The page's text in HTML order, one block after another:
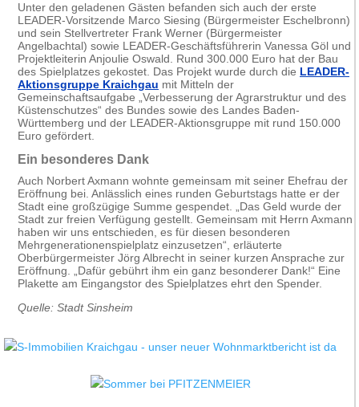
Unter den geladenen Gästen befanden sich auch der erste
LEADER-Vorsitzende Marco Siesing (Bürgermeister Eschelbronn)
und sein Stellvertreter Frank Werner (Bürgermeister
Angelbachtal) sowie LEADER-Geschäftsführerin Vanessa Göl und
Projektleiterin Anjoulie Oswald. Rund 300.000 Euro hat der Bau
des Spielplatzes gekostet. Das Projekt wurde durch die LEADER-
Aktionsgruppe Kraichgau mit Mitteln der
Gemeinschaftsaufgabe „Verbesserung der Agrarstruktur und des
Küstenschutzes“ des Bundes sowie des Landes Baden-
Württemberg und der LEADER-Aktionsgruppe mit rund 150.000
Euro gefördert.
Ein besonderes Dank
Auch Norbert Axmann wohnte gemeinsam mit seiner Ehefrau der
Eröffnung bei. Anlässlich eines runden Geburtstags hatte er der
Stadt eine großzügige Summe gespendet. „Das Geld wurde der
Stadt zur freien Verfügung gestellt. Gemeinsam mit Herrn Axmann
haben wir uns entschieden, es für diesen besonderen
Mehrgenerationenspielplatz einzusetzen“, erläuterte
Oberbürgermeister Jörg Albrecht in seiner kurzen Ansprache zur
Eröffnung. „Dafür gebührt ihm ein ganz besonderer Dank!“ Eine
Plakette am Eingangstor des Spielplatzes ehrt den Spender.
Quelle: Stadt Sinsheim